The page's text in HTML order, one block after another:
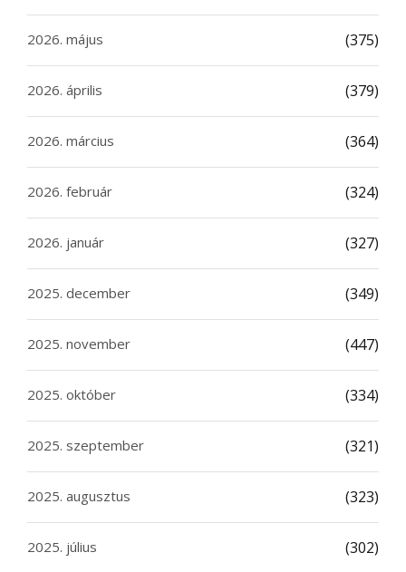
2026. május (375)
2026. április (379)
2026. március (364)
2026. február (324)
2026. január (327)
2025. december (349)
2025. november (447)
2025. október (334)
2025. szeptember (321)
2025. augusztus (323)
2025. július (302)